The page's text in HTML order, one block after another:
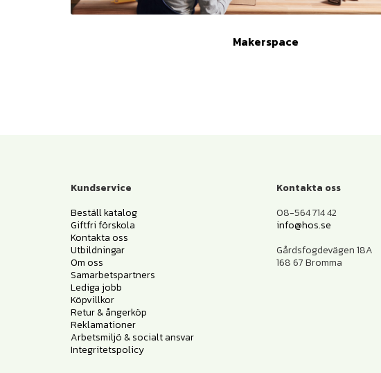
Makerspace
Kundservice
Beställ katalog
Giftfri förskola
Kontakta oss
Utbildningar
Om oss
Samarbetspartners
Lediga jobb
Köpvillkor
Retur & ångerköp
Reklamationer
Arbetsmiljö & socialt ansvar
Integritetspolicy
Kontakta oss
08-564 714 42
info@hos.se
Gårdsfogdevägen 18A
168 67 Bromma